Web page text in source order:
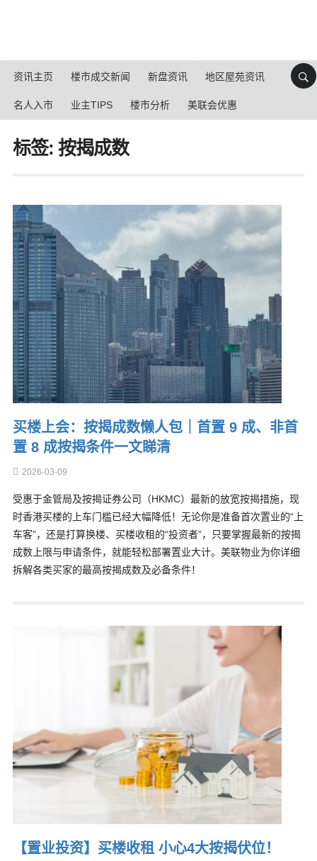
资讯主页 楼市成交新闻 新盘资讯 地区屋苑资讯
名人入市 业主TIPS 楼市分析 美联会优惠
标签: 按揭成数
买楼上会：按揭成数懒人包｜首置 9 成、非首
置 8 成按揭条件一文睇清
2026-03-09
受惠于金管局及按揭证券公司（HKMC）最新的放宽按揭措施，现
时香港买楼的上车门槛已经大幅降低！无论你是准备首次置业的“上
车客”，还是打算换楼、买楼收租的“投资者”，只要掌握最新的按揭
成数上限与申请条件，就能轻松部署置业大计。美联物业为你详细
拆解各类买家的最高按揭成数及必备条件！
【置业投资】买楼收租 小心4大按揭伏位！